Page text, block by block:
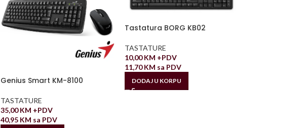
Genius Smart KM-8100
TASTATURE
35,00KM +PDV
40,95 KM sa PDV
Tastatura BORG KB02
TASTATURE
10,00KM +PDV
11,70KM sa PDV
DODAJ U KORPU